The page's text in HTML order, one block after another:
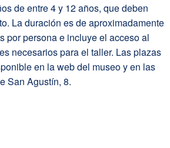
de entre 4 y 12 años, que deben
La duración es de aproximadamente
por persona e incluye el acceso al
necesarios para el taller. Las plazas
en la web del museo y en las
San Agustín, 8.